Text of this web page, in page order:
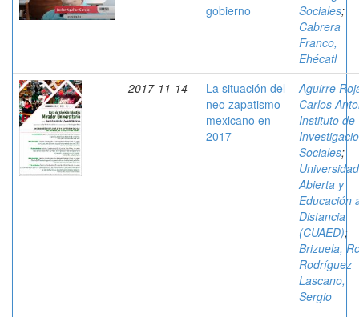
gobierno
Sociales;
Cabrera
Franco,
Ehécatl
2017-11-14
La situación del
neo zapatismo
mexicano en
2017
Aguirre
Carlos
Instituto de
Sociales;
Universidad
Abierta y
Educación
Distancia
(CUAED);
Brizuela,
Rodríguez
Lascano,
Sergio